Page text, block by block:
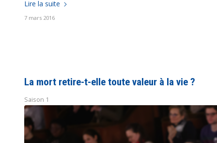
Lire la suite
7 mars 2016
La mort retire-t-elle toute valeur à la vie ?
Saison 1